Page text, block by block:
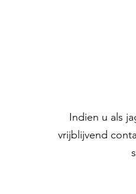
Indien u als
vrijblijvend